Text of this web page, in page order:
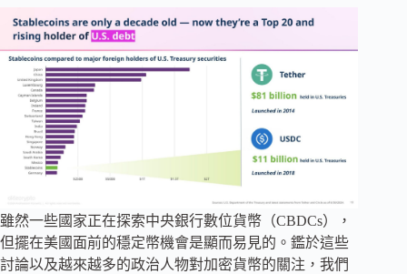
雖然一些國家正在探索中央銀行數位貨幣（CBDCs），
但擺在美國面前的穩定幣機會是顯而易見的。鑑於這些
討論以及越來越多的政治人物對加密貨幣的關注，我們